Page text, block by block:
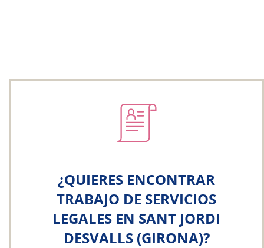
¿QUIERES ENCONTRAR
TRABAJO DE SERVICIOS
LEGALES EN SANT JORDI
DESVALLS (GIRONA)?